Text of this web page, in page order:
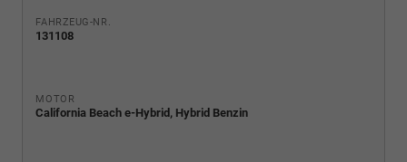
FAHRZEUG-NR.
131108
MOTOR
California Beach e-Hybrid, Hybrid Benzin